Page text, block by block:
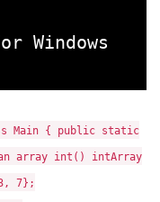
Windows
Main { public static
array int() intArray
7};